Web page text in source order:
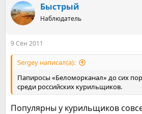
к
ц
и
Быстрый
Наблюдатель
9 Сен 2011
Sergey написал(а):
Папиросы «Беломорканал» до сих
среди российских курильщиков.
Популярны у курильщиков